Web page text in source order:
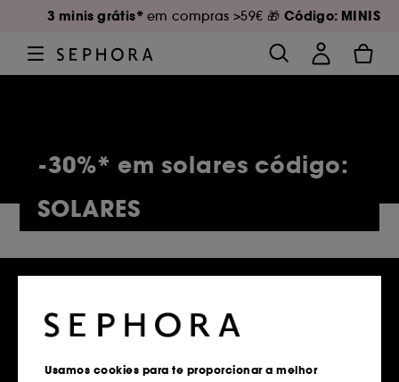
3 minis grátis* em compras >59€ 🎁 Código: MINIS
-30%* em solares código:
SOLARES
5,142 Produtos
Usamos cookies para te proporcionar a melhor